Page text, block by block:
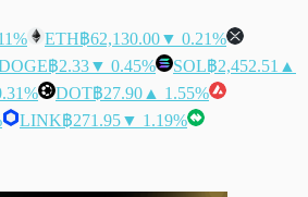
ETH฿62,130.00▼ 0.21%
฿2.33▼ 0.45% SOL฿2,452.51 ▲
DOT฿27.90 ▲ 1.55%
LINK฿271.95▼ 1.19%